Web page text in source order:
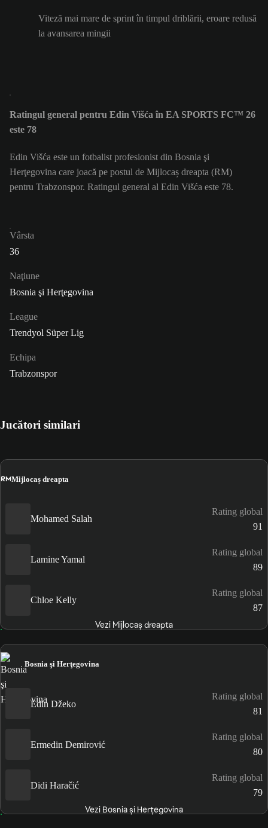
Viteză mai mare de sprint în timpul driblării, eroare redusă
la avansarea mingii
Ratingul general pentru Edin Višća în EA SPORTS FC™ 26
este 78
Edin Višća este un fotbalist profesionist din Bosnia şi
Herţegovina care joacă pe postul de Mijlocaș dreapta (RM)
pentru Trabzonspor. Ratingul general al Edin Višća este 78.
Vârsta
36
Naţiune
Bosnia şi Herţegovina
League
Trendyol Süper Lig
Echipa
Trabzonspor
Jucători similari
RMMijlocaș dreapta
Mohamed Salah
Rating global
91
Lamine Yamal
Rating global
89
Chloe Kelly
Rating global
87
Vezi Mijlocaș dreapta
Bosnia şi Herţegovina
Edin Džeko
Rating global
81
Ermedin Demirović
Rating global
80
Didi Haračić
Rating global
79
Vezi Bosnia şi Herţegovina